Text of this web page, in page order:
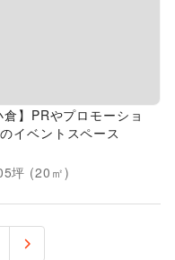
】PRやプロモーショ
イベントスペース
坪 (20 ㎡)